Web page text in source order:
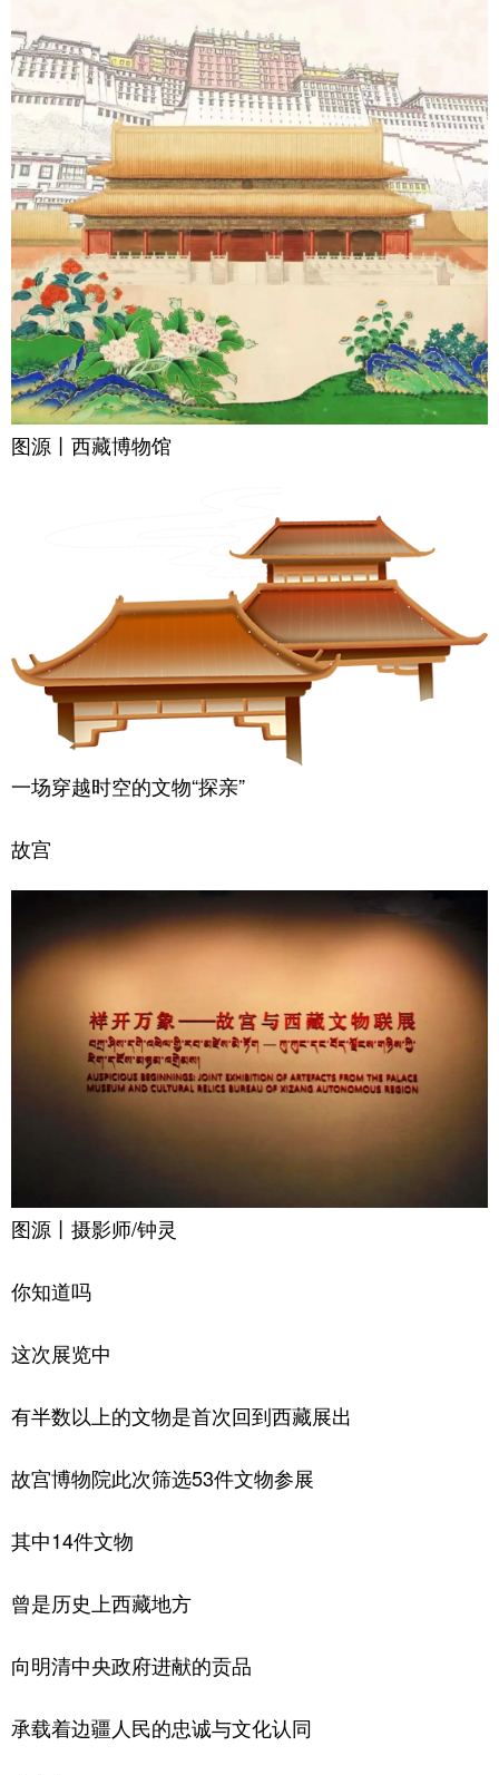
图源丨西藏博物馆
一场穿越时空的文物“探亲”
故宫
图源丨摄影师/钟灵
你知道吗
这次展览中
有半数以上的文物是首次回到西藏展出
故宫博物院此次筛选53件文物参展
其中14件文物
曾是历史上西藏地方
向明清中央政府进献的贡品
承载着边疆人民的忠诚与文化认同